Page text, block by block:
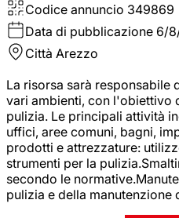
Codice annuncio 349869
Data di pubblicazione 6/
Città Arezzo
La risorsa sarà responsabile
vari ambienti, con l'obiettivo
pulizia. Le principali attività
uffici, aree comuni, bagni,
prodotti e attrezzature:
strumenti per la
secondo le
pulizia e della manutenzione